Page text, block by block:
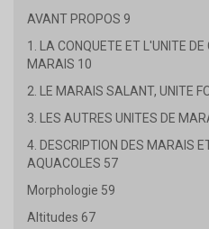
AVANT PROPOS 9
1. LA CONQUETE ET L'UNITE
MARAIS 10
2. LE MARAIS SALANT, UNITE
3. LES AUTRES UNITES DE
4. DESCRIPTION DES MARAIS
AQUACOLES 57
Morphologie 59
Altitudes 67